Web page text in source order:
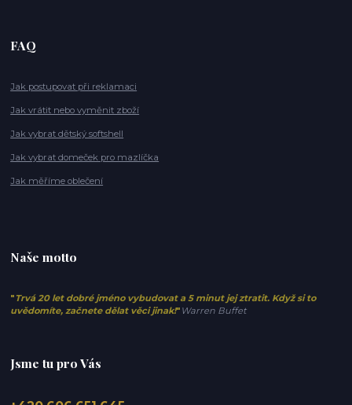
FAQ
Jak postupovat při reklamaci
Jak vrátit nebo vyměnit zboží
Jak vybrat dětský softshell
Jak vybrat domeček pro mazlíčka
Jak měříme oblečení
Naše motto
" Trvá 20 let dobré jméno vybudovat a 5 minut jej ztratit. Když si to
uvědomíte, začnete dělat věci jinak!" Warren Buffet
Jsme tu pro Vás